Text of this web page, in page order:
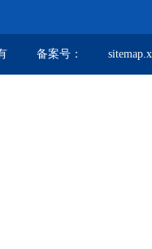
有 备案号：